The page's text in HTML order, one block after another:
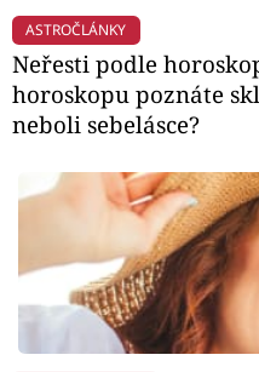
ASTROČLÁNKY
Neřesti podle
horoskopu poznáte
neboli sebelásce?